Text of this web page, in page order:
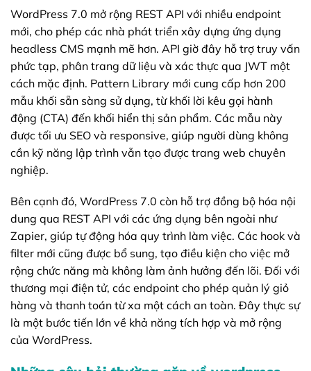
WordPress 7.0 mở rộng REST API với nhiều endpoint
mới, cho phép các nhà phát triển xây dựng ứng dụng
headless CMS mạnh mẽ hơn. API giờ đây hỗ trợ truy vấn
phức tạp, phân trang dữ liệu và xác thực qua JWT một
cách mặc định. Pattern Library mới cung cấp hơn 200
mẫu khối sẵn sàng sử dụng, từ khối lời kêu gọi hành
động (CTA) đến khối hiển thị sản phẩm. Các mẫu này
được tối ưu SEO và responsive, giúp người dùng không
cần kỹ năng lập trình vẫn tạo được trang web chuyên
nghiệp.
Bên cạnh đó, WordPress 7.0 còn hỗ trợ đồng bộ hóa nội
dung qua REST API với các ứng dụng bên ngoài như
Zapier, giúp tự động hóa quy trình làm việc. Các hook và
filter mới cũng được bổ sung, tạo điều kiện cho việc mở
rộng chức năng mà không làm ảnh hưởng đến lõi. Đối với
thương mại điện tử, các endpoint cho phép quản lý giỏ
hàng và thanh toán từ xa một cách an toàn. Đây thực sự
là một bước tiến lớn về khả năng tích hợp và mở rộng
của WordPress.